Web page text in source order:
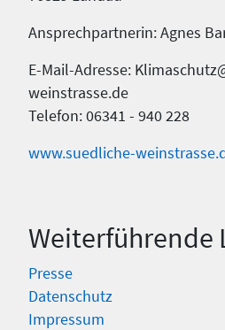
Ansprechpartnerin: Agnes
E-Mail-Adresse:
weinstrasse.de
Telefon: 06341 - 940 228
www.suedliche-
Weiterführende
Presse
Datenschutz
Impressum